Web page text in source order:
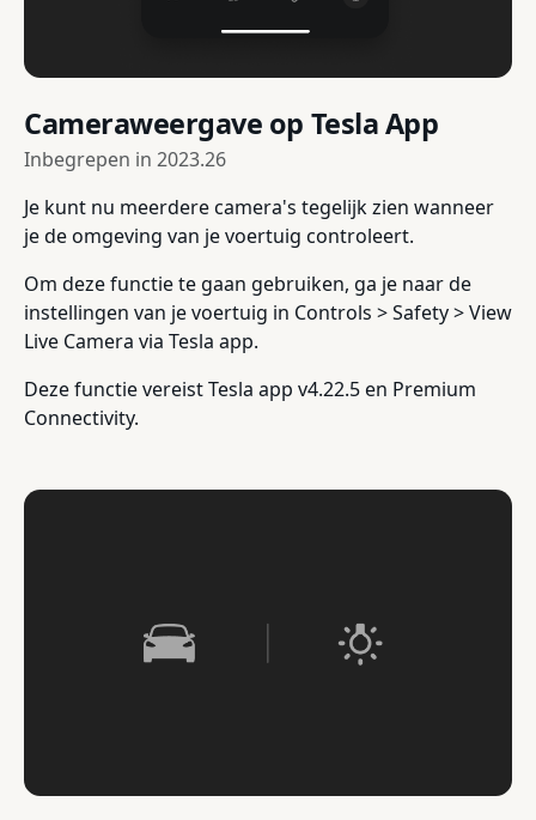
Cameraweergave op Tesla App
Inbegrepen in 2023.26
Je kunt nu meerdere camera's tegelijk zien wanneer
je de omgeving van je voertuig controleert.
Om deze functie te gaan gebruiken, ga je naar de
instellingen van je voertuig in Controls > Safety > View
Live Camera via Tesla app.
Deze functie vereist Tesla app v4.22.5 en Premium
Connectivity.